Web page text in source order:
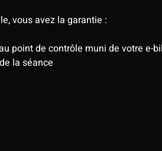
vous avez la garantie :
point de contrôle muni de votre e-
la séance